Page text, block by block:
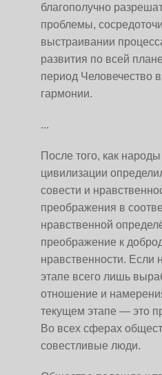
благополучно
проблемы,
выстраивании
развития по всей
период Человечество
гармонии.
...
После того, как
цивилизации
совести и
преображения в
нравственной
преображение к
нравственности.
этапе всего лишь
отношение и
текущем этапе — это
Во всех сферах
совестливые люди.